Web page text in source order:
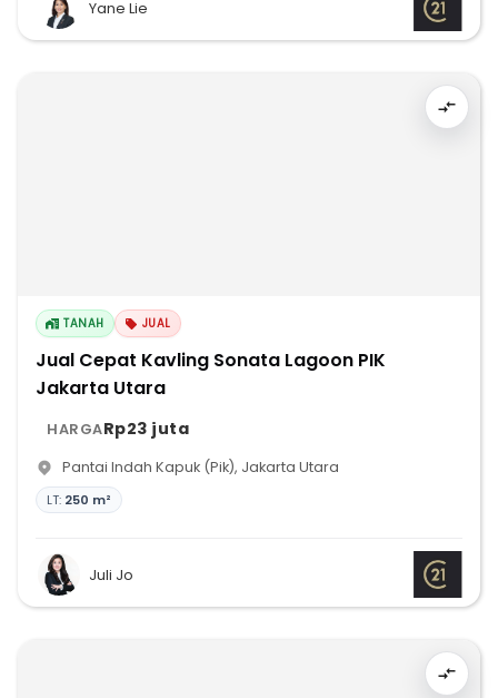
Yane Lie
TANAH JUAL
Jual Cepat Kavling Sonata Lagoon PIK
Jakarta Utara
HARGARp23 juta
Pantai Indah Kapuk (Pik), Jakarta Utara
LT: 250 m²
Juli Jo